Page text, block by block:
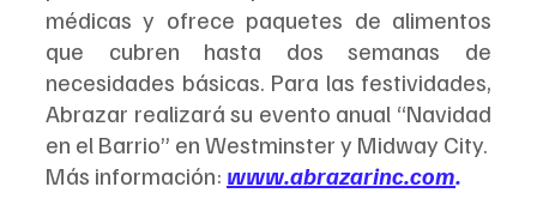
médicas y ofrece paquetes de alimentos
que cubren hasta dos semanas de
necesidades básicas. Para las festividades,
Abrazar realizará su evento anual “Navidad
en el Barrio” en Westminster y Midway City.
Más información: www.abrazarinc.com.